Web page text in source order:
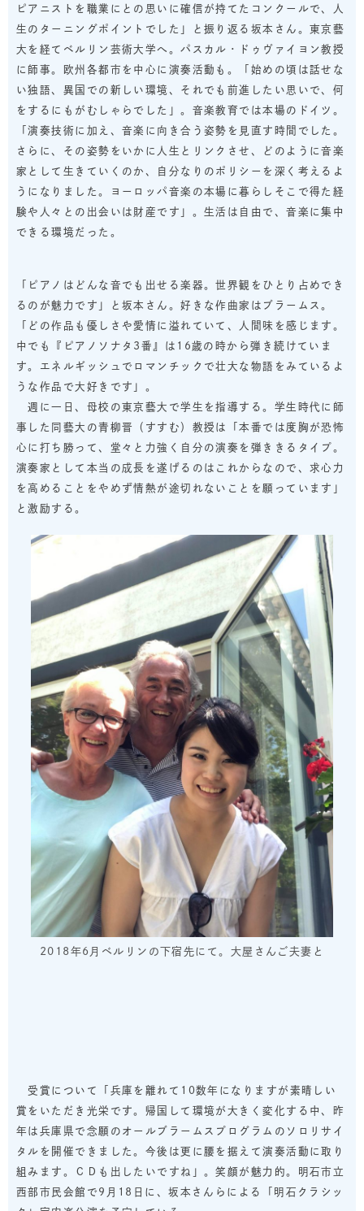
ピアニストを職業にとの思いに確信が持てたコンクールで、人
生のターニングポイントでした」と振り返る坂本さん。東京藝
大を経てベルリン芸術大学へ。パスカル・ドゥヴァイヨン教授
に師事。欧州各都市を中心に演奏活動も。「始めの頃は話せな
い独語、異国での新しい環境、それでも前進したい思いで、何
をするにもがむしゃらでした」。音楽教育では本場のドイツ。
「演奏技術に加え、音楽に向き合う姿勢を見直す時間でした。
さらに、その姿勢をいかに人生とリンクさせ、どのように音楽
家として生きていくのか、自分なりのポリシーを深く考えるよ
うになりました。ヨーロッパ音楽の本場に暮らしそこで得た経
験や人々との出会いは財産です」。生活は自由で、音楽に集中
できる環境だった。
「ピアノはどんな音でも出せる楽器。世界観をひとり占めでき
るのが魅力です」と坂本さん。好きな作曲家はブラームス。
「どの作品も優しさや愛情に溢れていて、人間味を感じます。
中でも『ピアノソナタ3番』は16歳の時から弾き続けていま
す。エネルギッシュでロマンチックで壮大な物語をみているよ
うな作品で大好きです」。
週に一日、母校の東京藝大で学生を指導する。学生時代に師
事した同藝大の青柳晋（すすむ）教授は「本番では度胸が恐怖
心に打ち勝って、堂々と力強く自分の演奏を弾ききるタイプ。
演奏家として本当の成長を遂げるのはこれからなので、求心力
を高めることをやめず情熱が途切れないことを願っています」
と激励する。
2018年6月ベルリンの下宿先にて。大屋さんご夫妻と
受賞について「兵庫を離れて10数年になりますが素晴しい
賞をいただき光栄です。帰国して環境が大きく変化する中、昨
年は兵庫県で念願のオールブラームスプログラムのソロリサイ
タルを開催できました。今後は更に腰を据えて演奏活動に取り
組みます。ＣＤも出したいですね」。笑顔が魅力的。明石市立
西部市民会館で9月18日に、坂本さんらによる「明石クラシッ